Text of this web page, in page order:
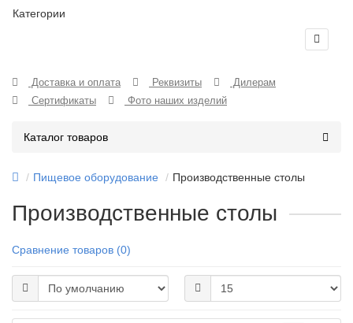
Категории
Доставка и оплата Реквизиты
Дилерам
Сертификаты
Фото наших изделий
Каталог товаров
Пищевое оборудование Производственные столы
Производственные столы
Сравнение товаров (0)